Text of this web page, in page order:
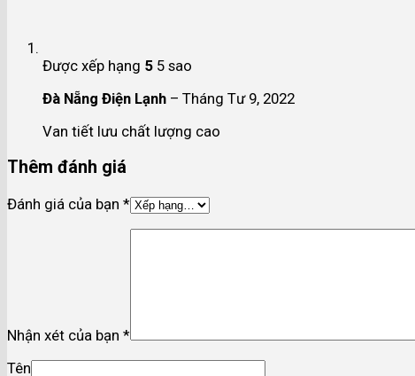
Được xếp hạng 5 5 sao
Đà Nẵng Điện Lạnh – Tháng Tư 9, 2022
Van tiết lưu chất lượng cao
Thêm đánh giá
Đánh giá của bạn *
Nhận xét của bạn *
Tên